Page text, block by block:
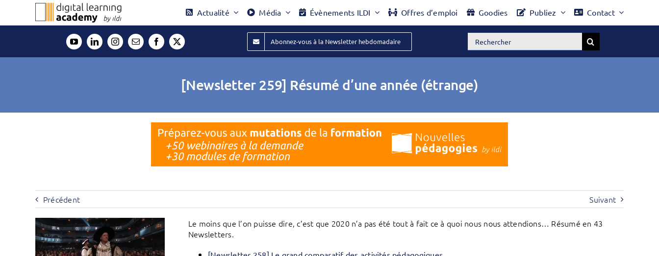
contenu
Actualité Média Évènements ILDI Offres d’emploi Goodies Publiez Contact
Abonnez-vous à la Newsletter hebdomadaire Rechercher:
[Newsletter 259] Résumé d’une année (étrange)
Précédent Suivant
Le moins que l’on puisse dire, c’est que 2020 n’a pas été tout à fait ce à quoi nous nous attendions… Résumé en 43
Newsletters.